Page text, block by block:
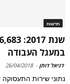
חדשות
במעגל העבודה
דניאל דותן -
26/04/2018
נתוני שירות